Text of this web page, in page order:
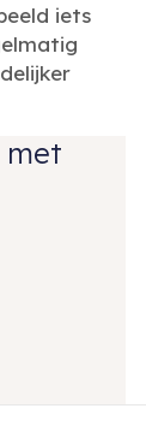
iets
met